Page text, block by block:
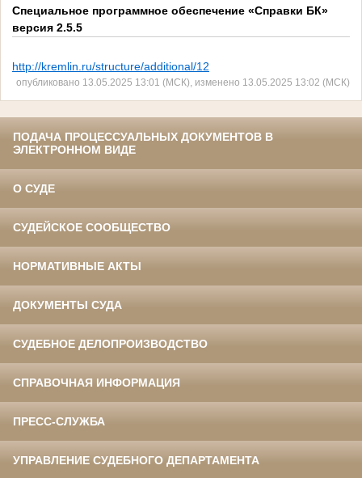
Специальное программное обеспечение «Справки БК»
версия 2.5.5
http://kremlin.ru/structure/additional/12
опубликовано 13.05.2025 13:01 (МСК), изменено 13.05.2025 13:02 (МСК)
ПОДАЧА ПРОЦЕССУАЛЬНЫХ ДОКУМЕНТОВ В
ЭЛЕКТРОННОМ ВИДЕ
О СУДЕ
СУДЕЙСКОЕ СООБЩЕСТВО
НОРМАТИВНЫЕ АКТЫ
ДОКУМЕНТЫ СУДА
СУДЕБНОЕ ДЕЛОПРОИЗВОДСТВО
СПРАВОЧНАЯ ИНФОРМАЦИЯ
ПРЕСС-СЛУЖБА
УПРАВЛЕНИЕ СУДЕБНОГО ДЕПАРТАМЕНТА